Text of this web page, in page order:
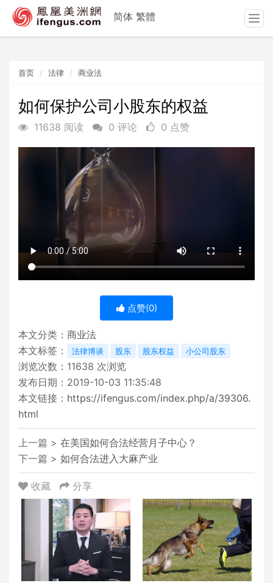
首页 法律 商业法
如何保护公司小股东的权益
11638 阅读 0 评论 0 点赞
点赞(0)
本文分类： 商业法
本文标签：
法律博谈 股东 股东权益 小公司股东
浏览次数： 11638 次浏览
发布日期：2019-10-03 11:35:48
本文链接： https://ifengus.com/index.php/a/39306.
html
上一篇 > 在美国如何合法经营月子中心？
下一篇 > 如何合法进入大麻产业
收藏 分享
简体 繁體
T
o